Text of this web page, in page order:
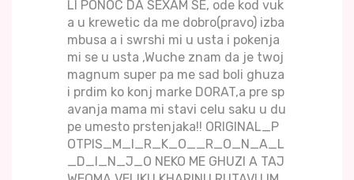
LI PONOC DA SEXAM SE, ode kod vuk
a u krewetic da me dobro(pravo) izba
mbusa a i swrshi mi u usta i pokenja
mi se u usta ,Wuche znam da je twoj
magnum super pa me sad boli ghuza
i prdim ko konj marke DORAT,a pre sp
avanja mama mi stavi celu saku u du
pe umesto prstenjaka!! ORIGINAL_P
OTPIS_M_I_R_K_O__R_O_N_A_L
_D_I_N_J_O NEKO ME GHUZI A TAJ